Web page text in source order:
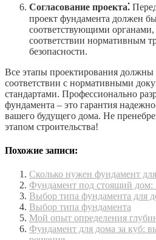
Согласование проекта⁚
проект фундамента должен
соответствующими органами,
соответствии нормативным
безопасности.
Все этапы проектирования должны
соответствии с нормативными
стандартами. Профессионально
фундамента – это гарантия
вашего будущего дома. Не
этапом строительства!
Похожие записи:
Сколько нужен фундамент
Фундамент под стоящий дом:
Выбор типа фундамента для
Выбор типа фундамента
Мой опыт определения
Фундамент для дома за куб: